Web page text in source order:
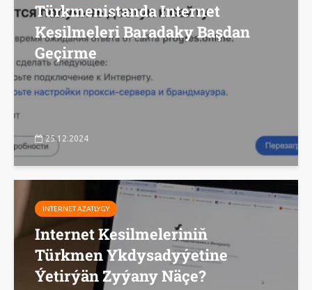
Türkmenistanda Internet
Kesilmeleri Baradaky Başdan
Geçirme
25.12.2024
INTERNET AZATLYGY
Internet Kesilmeleriniň
Türkmen Ykdysadyýetine
Ýetirýän Zyýany Näçe?